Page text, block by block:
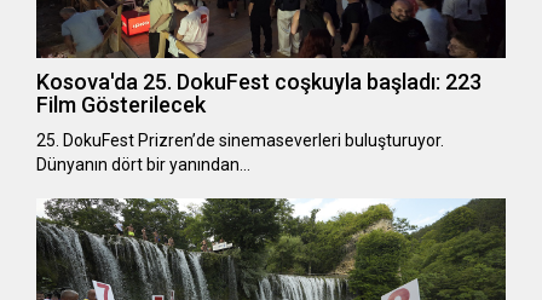
Kosova'da 25. DokuFest coşkuyla başladı: 223
Film Gösterilecek
25. DokuFest Prizren’de sinemaseverleri buluşturuyor.
Dünyanın dört bir yanından…